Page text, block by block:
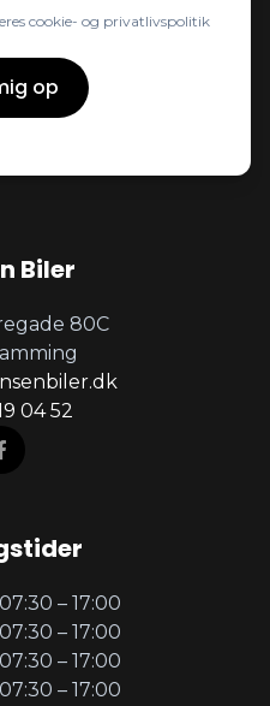
cookie- og privatlivspolitik
op
Biler
80C
04 52
07:30 – 17:00
07:30 – 17:00
07:30 – 17:00
07:30 – 17:00